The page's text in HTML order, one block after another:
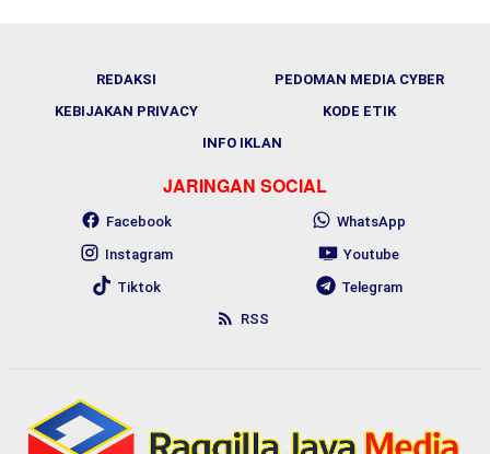
REDAKSI
PEDOMAN MEDIA CYBER
KEBIJAKAN PRIVACY
KODE ETIK
INFO IKLAN
JARINGAN SOCIAL
Facebook
WhatsApp
Instagram
Youtube
Tiktok
Telegram
RSS